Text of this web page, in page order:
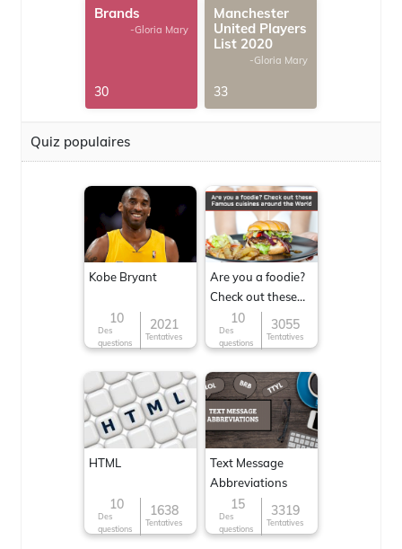
Brands
-Gloria Mary
30
Manchester
United Players
List 2020
-Gloria Mary
33
Quiz populaires
Kobe Bryant
10
Des
questions
2021
Tentatives
Are you a foodie?
Check out these
Famous cuisines
around the World
10
Des
questions
3055
Tentatives
HTML
10
Des
questions
1638
Tentatives
Text Message
Abbreviations
15
Des
questions
3319
Tentatives